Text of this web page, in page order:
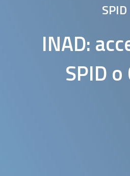
SPID
INAD:
SPID o